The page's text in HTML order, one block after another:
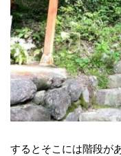
するとそこには階段が